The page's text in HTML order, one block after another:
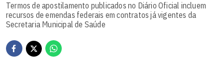
Termos de apostilamento publicados no Diário Oficial incluem
recursos de emendas federais em contratos já vigentes da
Secretaria Municipal de Saúde